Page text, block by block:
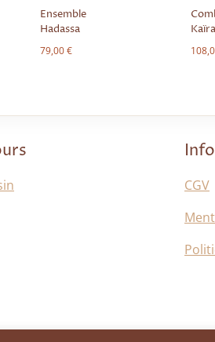
Ensemble
Hadassa
79,00€
Kaïra
CGV